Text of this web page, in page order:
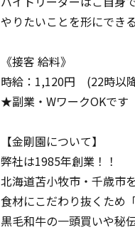
やりたいことを形にでき
《接客 給料》
時給：1,120円 (22時以
★副業・WワークOKです
【金剛園について】
弊社は1985年創業！！
北海道苫小牧市・千歳市
食材にこだわり抜くため
黒毛和牛の一頭買いや秘